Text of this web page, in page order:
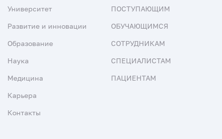
Университет
Развитие и инновации
Образование
Наука
Медицина
Карьера
Контакты
ПОСТУПАЮЩИМ
ОБУЧАЮЩИМСЯ
СОТРУДНИКАМ
СПЕЦИАЛИСТАМ
ПАЦИЕНТАМ